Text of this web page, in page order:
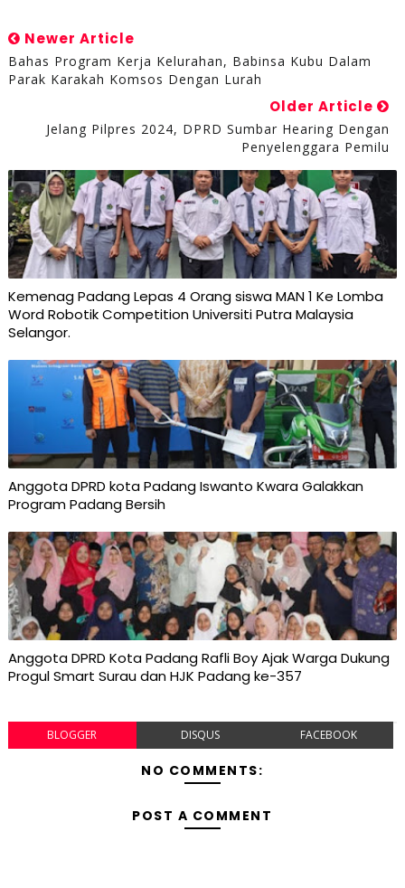
Newer Article
Bahas Program Kerja Kelurahan, Babinsa Kubu Dalam
Parak Karakah Komsos Dengan Lurah
Older Article
Jelang Pilpres 2024, DPRD Sumbar Hearing Dengan
Penyelenggara Pemilu
Kemenag Padang Lepas 4 Orang siswa MAN 1 Ke Lomba
Word Robotik Competition Universiti Putra Malaysia
Selangor.
Anggota DPRD kota Padang Iswanto Kwara Galakkan
Program Padang Bersih
Anggota DPRD Kota Padang Rafli Boy Ajak Warga Dukung
Progul Smart Surau dan HJK Padang ke-357
BLOGGER DISQUS FACEBOOK
NO COMMENTS:
POST A COMMENT